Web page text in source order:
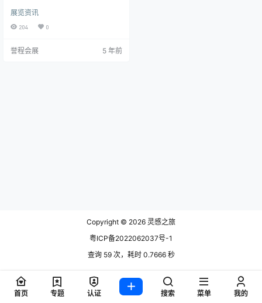
该公司在国际上的成功：Geometric
Table获得2020年GOODDESIGN®
年Archiproducts设计奖。 几何桌
展览资讯
204 0
誉程会展 5 年前
Copyright © 2026 灵感之旅
粤ICP备2022062037号-1
查询 59 次，耗时 0.7666 秒
首页 专题 认证 搜索 菜单 我的